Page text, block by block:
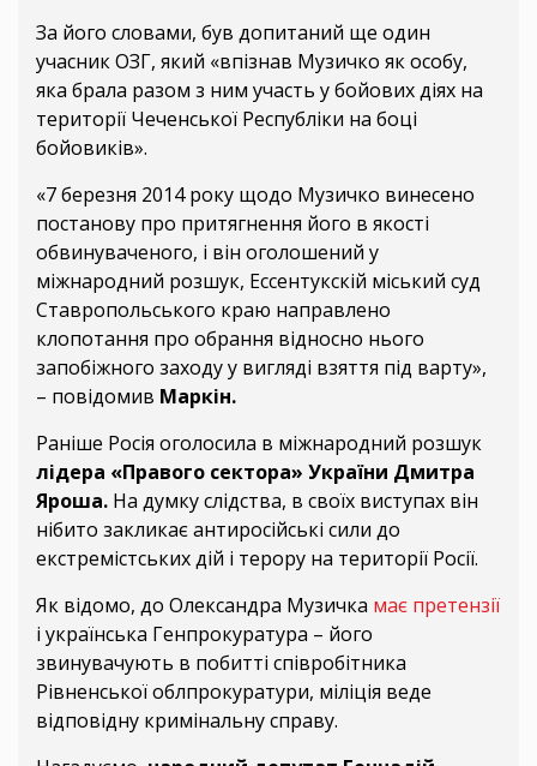
За його словами, був допитаний ще один
учасник ОЗГ, який «впізнав Музичко як особу,
яка брала разом з ним участь у бойових діях на
території Чеченської Республіки на боці
бойовиків».
«7 березня 2014 року щодо Музичко винесено
постанову про притягнення його в якості
обвинуваченого, і він оголошений у
міжнародний розшук, Ессентукскій міський суд
Ставропольського краю направлено
клопотання про обрання відносно нього
запобіжного заходу у вигляді взяття під варту»,
– повідомив Маркін.
Раніше Росія оголосила в міжнародний розшук
лідера «Правого сектора» України Дмитра
Яроша. На думку слідства, в своїх виступах він
нібито закликає антиросійські сили до
екстремістських дій і терору на території Росії.
Як відомо, до Олександра Музичка має претензії
і українська Генпрокуратура – його
звинувачують в побитті співробітника
Рівненської облпрокуратури, міліція веде
відповідну кримінальну справу.